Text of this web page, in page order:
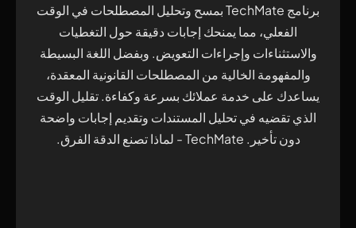
برنامج TechMate بمسح وتحليل المصطلحات في الوقت
الفعلي، مما يمنحك إجابات دقيقة حول التغطيات
والاستثناءات وإجراءات التعويض. وبفضل اللغة البسيطة
والمفهومة الخالية من المصطلحات القانونية المعقدة،
يساعدك على خدمة عملائك بسرعة وكفاءة. تقليل الوقت
الذي تقضيه في تحليل المستندات وتقديم إجابات واضحة
دون تأخير. TechMate - لماذا تصنع الدقة الفرق.